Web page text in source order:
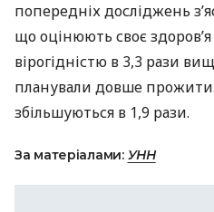
попередніх досліджень
що оцінюють своє
вірогідністю в 3,3 рази
планували довше
збільшуються в 1,9 рази.
За матеріалами: УНН